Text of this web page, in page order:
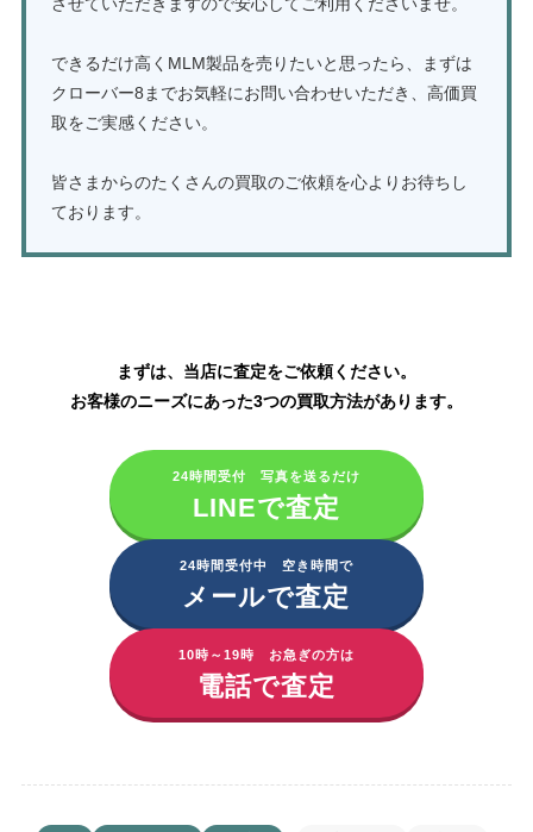
させていただきますので安心してご利用くださいませ。
できるだけ高くMLM製品を売りたいと思ったら、まずは
クローバー8までお気軽にお問い合わせいただき、高価買
取をご実感ください。
皆さまからのたくさんの買取のご依頼を心よりお待ちし
ております。
まずは、当店に査定をご依頼ください。
お客様のニーズにあった3つの買取方法があります。
24時間受付 写真を送るだけ
LINEで査定
24時間受付中 空き時間で
メールで査定
10時～19時 お急ぎの方は
電話で査定